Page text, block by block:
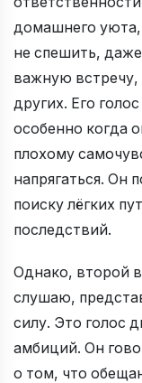
домашнего уюта,
не спешить, даже
важную встречу,
других. Его
особенно когда
плохому
напрягаться. Он
поиску лёгких
последствий.
Однако, второй
слушаю,
силу. Это голос
амбиций. Он
о том, что